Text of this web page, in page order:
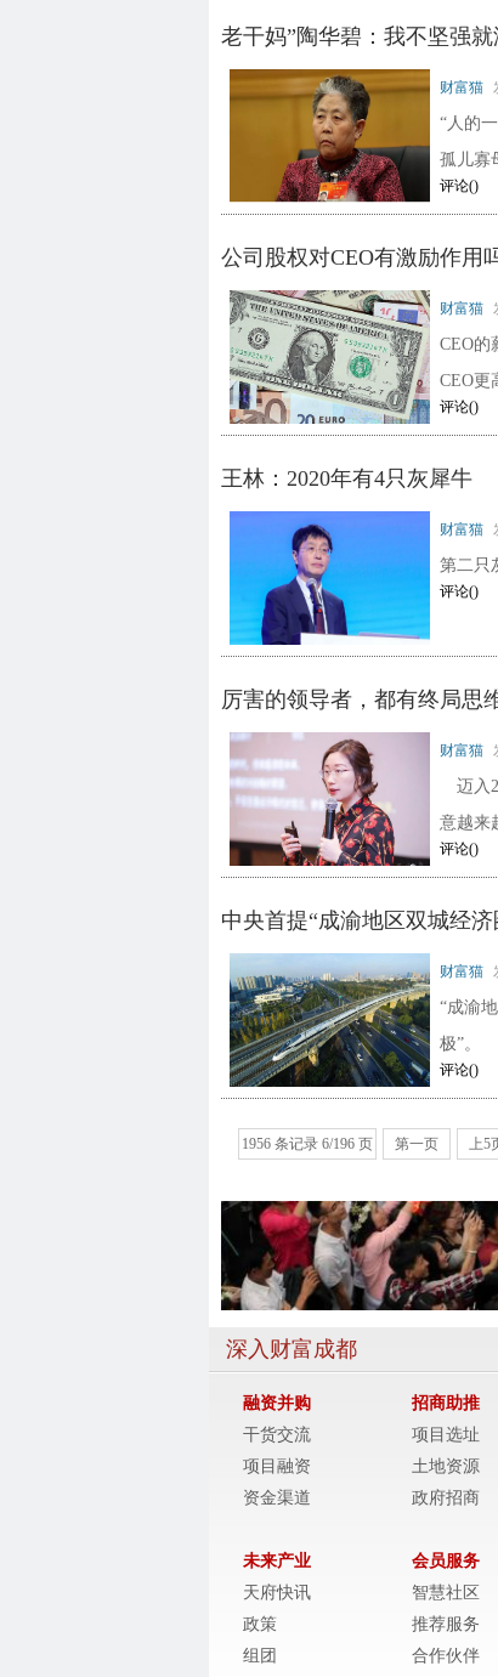
老干妈”陶华碧：我不坚强
财富猫
“人的
孤儿寡
评论()
公司股权对CEO有激励作用
财富猫
CEO的
CEO更
评论()
王林：2020年有4只灰犀牛
财富猫
第二只
评论()
厉害的领导者，都有终局思
财富猫
迈入
意越来
评论()
中央首提“成渝地区双城经济
财富猫
“成渝
极”。
评论()
1956 条记录 6/196 页 第一页 上5
深入财富成都
融资并购
干货交流
项目融资
资金渠道
招商助推
项目选址
土地资源
政府招商
未来产业
天府快讯
政策
组团
会员服务
智慧社区
推荐服务
合作伙伴